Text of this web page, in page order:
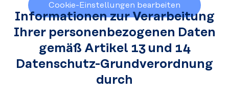
Cookie-Einstellungen bearbeiten
Informationen zur Verarbeitung
Ihrer personenbezogenen Daten
gemäß Artikel 13 und 14
Datenschutz-Grundverordnung
durch